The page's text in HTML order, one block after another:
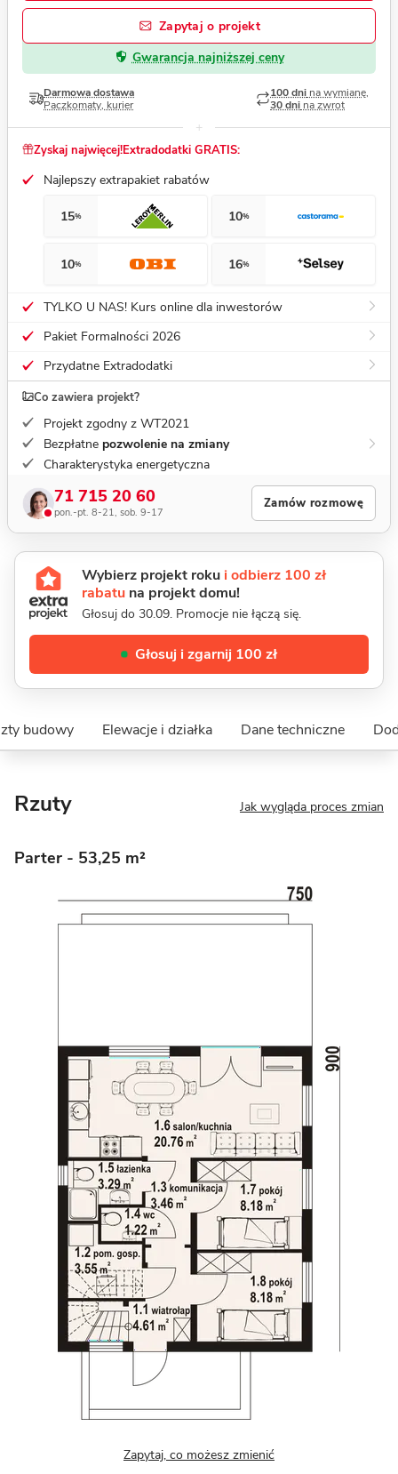
Zapytaj o projekt
Gwarancja najniższej ceny
Darmowa dostawa
Paczkomaty, kurier
100 dni na wymianę,
30 dni na zwrot
Zyskaj najwięcej!Extradodatki GRATIS:
Najlepszy extrapakiet rabatów
15% 10%
10% 16%
TYLKO U NAS! Kurs online dla inwestorów
Pakiet Formalności 2026
Przydatne Extradodatki
Co zawiera projekt?
Projekt zgodny z WT2021
Bezpłatne pozwolenie na zmiany
Charakterystyka energetyczna
71 715 20 60
pon.-pt. 8-21, sob. 9-17
Zamów rozmowę
Wybierz projekt roku i odbierz 100 zł
rabatu na projekt domu!
Głosuj do 30.09. Promocje nie łączą się.
Głosuj i zgarnij 100 zł
budowy Elewacje i działka Dane techniczne
Rzuty Jak wygląda proces zmian
Parter - 53,25 m²
Zapytaj, co możesz zmienić